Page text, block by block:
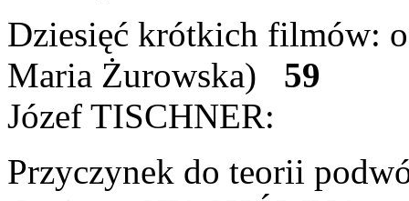
Dziesięć krótkich filmów:
Maria Żurowska) 59
Józef TISCHNER:
Przyczynek do teorii